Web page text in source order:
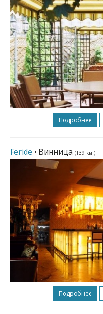
Подробнее
Feride • Винница (139 км.)
Подробнее